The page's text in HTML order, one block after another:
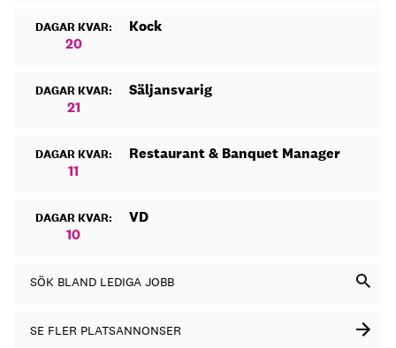
DAGAR KVAR:
20
Kock
DAGAR KVAR:
21
Säljansvarig
DAGAR KVAR:
11
Restaurant & Banquet Manager
DAGAR KVAR:
10
VD
SÖK BLAND LEDIGA JOBB
SE FLER PLATSANNONSER